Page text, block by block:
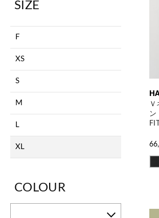
FIT
SIZE
F
XS
S
M
L
XL
COLOUR